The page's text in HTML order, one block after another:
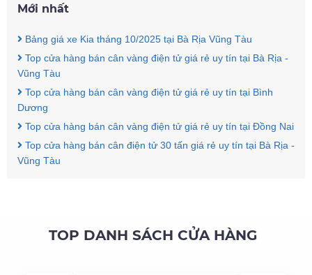
Mới nhất
Bảng giá xe Kia tháng 10/2025 tại Bà Rịa Vũng Tàu
Top cửa hàng bán cân vàng điện tử giá rẻ uy tín tại Bà Rịa -
Vũng Tàu
Top cửa hàng bán cân vàng điện tử giá rẻ uy tín tại Bình
Dương
Top cửa hàng bán cân vàng điện tử giá rẻ uy tín tại Đồng Nai
Top cửa hàng bán cân điện tử 30 tấn giá rẻ uy tín tại Bà Rịa -
Vũng Tàu
TOP DANH SÁCH CỬA HÀNG